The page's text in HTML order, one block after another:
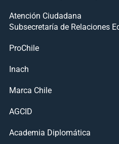
Atención Ciudadana
Subsecretaría de Relaciones
ProChile
Inach
Marca Chile
AGCID
Academia Diplomática